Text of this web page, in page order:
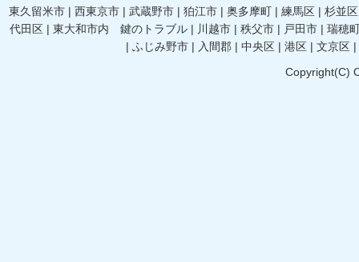
東久留米市 | 西東京市 | 武蔵野市 | 狛江市 | 奥多摩町 | 練馬区 | 杉並区
代田区 | 東大和市内 鍵のトラブル | 川越市 | 秩父市 | 戸田市 | 瑞穂
| ふじみ野市 | 入間郡 | 中央区 | 港区 | 文京区 |
Copyright(C)